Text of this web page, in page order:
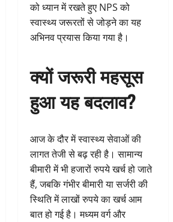
को ध्यान में रखते हुए NPS को
स्वास्थ्य जरूरतों से जोड़ने का यह
अभिनव प्रयास किया गया है।
क्यों जरूरी महसूस
हुआ यह बदलाव?
आज के दौर में स्वास्थ्य सेवाओं की
लागत तेजी से बढ़ रही है। सामान्य
बीमारी में भी हजारों रुपये खर्च हो जाते
हैं, जबकि गंभीर बीमारी या सर्जरी की
स्थिति में लाखों रुपये का खर्च आम
बात हो गई है। मध्यम वर्ग और